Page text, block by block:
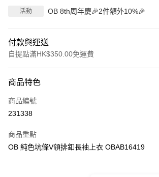
活動 OB 8th周年慶🎉2件額外10%🎉
付款與運送
自提點滿HK$350.00免運費
信用卡
Apple Pay
PayMe
商品特色
商品編號
231338
商品重點
OB 純色坑條V領排釦長袖上衣 OBAB16419